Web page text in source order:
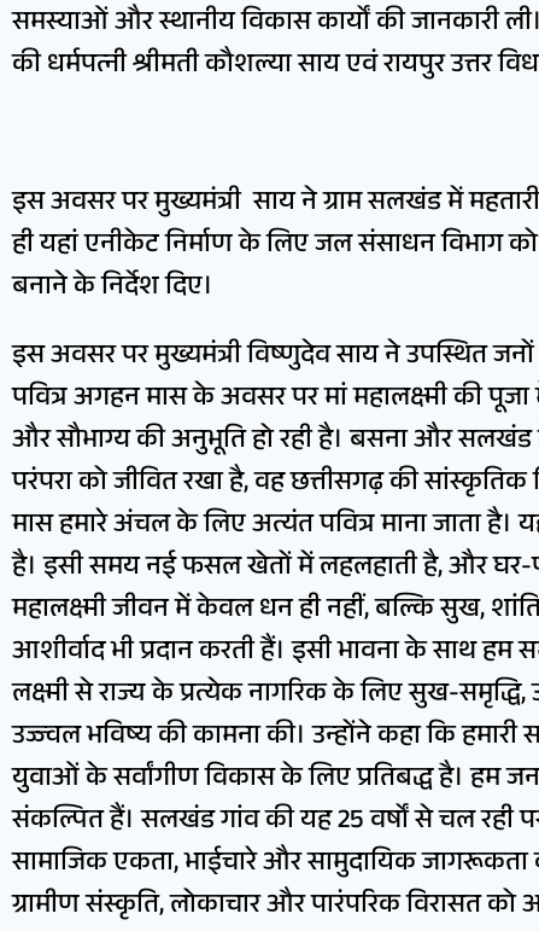
समस्याओं और स्थानीय विकास कार्यों की जानकारी
की धर्मपत्नी श्रीमती कौशल्या साय एवं रायपुर उत्तर
इस अवसर पर मुख्यमंत्री साय ने ग्राम सलखंड में
ही यहां एनीकेट निर्माण के लिए जल संसाधन विभाग
बनाने के निर्देश दिए।
इस अवसर पर मुख्यमंत्री विष्णुदेव साय ने उपस्थित
पवित्र अगहन मास के अवसर पर मां महालक्ष्मी की
और सौभाग्य की अनुभूति हो रही है। बसना और सलखंड
परंपरा को जीवित रखा है, वह छत्तीसगढ़ की
मास हमारे अंचल के लिए अत्यंत पवित्र माना जाता है।
है। इसी समय नई फसल खेतों में लहलहाती है, और घर-
महालक्ष्मी जीवन में केवल धन ही नहीं, बल्कि सुख,
आशीर्वाद भी प्रदान करती हैं। इसी भावना के साथ हम
लक्ष्मी से राज्य के प्रत्येक नागरिक के लिए सुख-समृद्धि,
उज्ज्वल भविष्य की कामना की। उन्होंने कहा कि
युवाओं के सर्वांगीण विकास के लिए प्रतिबद्ध है। हम
संकल्पित हैं। सलखंड गांव की यह 25 वर्षों से चल रही
सामाजिक एकता, भाईचारे और सामुदायिक
ग्रामीण संस्कृति, लोकाचार और पारंपरिक विरासत